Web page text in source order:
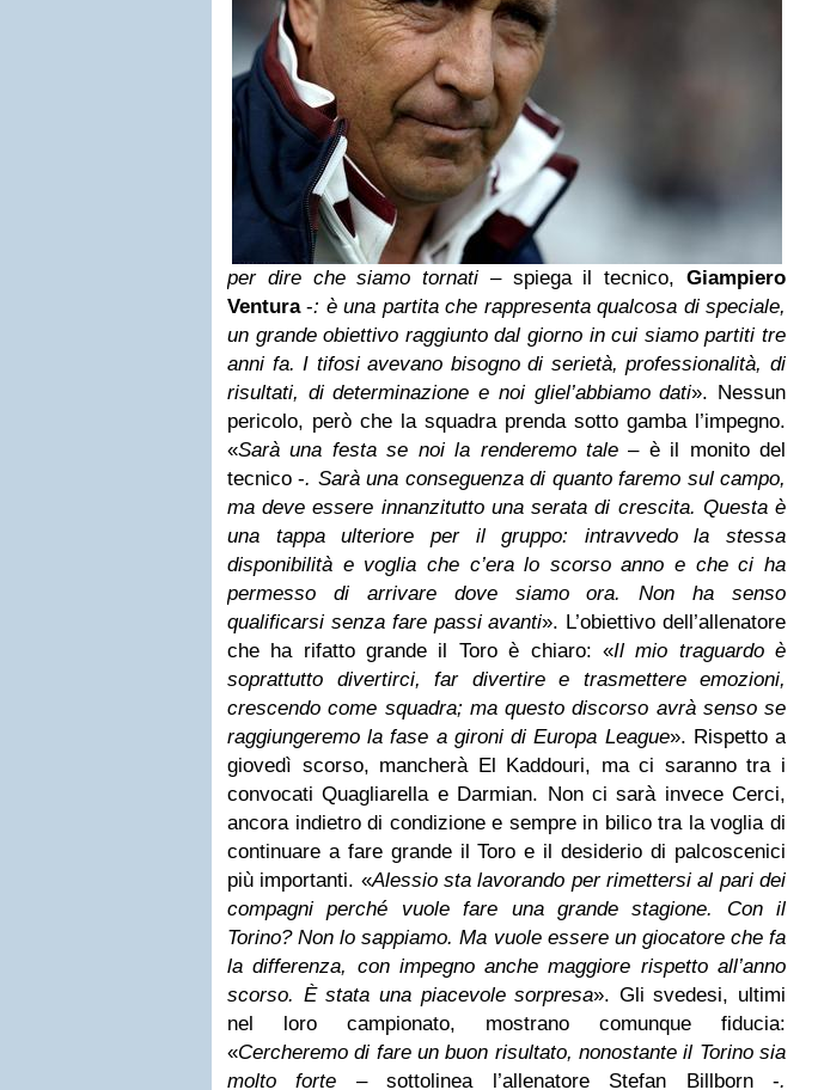
per dire che siamo tornati – spiega il tecnico,Giampiero
Ventura-: è una partita che rappresenta qualcosa di speciale,
un grande obiettivo raggiunto dal giorno in cui siamo partiti tre
anni fa. I tifosi avevano bisogno di serietà, professionalità, di
risultati, di determinazione e noi gliel’abbiamo dati». Nessun
pericolo, però che la squadra prenda sotto gamba l’impegno.
«Sarà una festa se noi la renderemo tale– è il monito del
tecnico -. Sarà una conseguenza di quanto faremo sul campo,
ma deve essere innanzitutto una serata di crescita. Questa è
una tappa ulteriore per il gruppo: intravvedo la stessa
disponibilità e voglia che c’era lo scorso anno e che ci ha
permesso di arrivare dove siamo ora. Non ha senso
qualificarsi senza fare passi avanti». L’obiettivo dell’allenatore
che ha rifatto grande il Toro è chiaro: «Il mio traguardo è
soprattutto divertirci, far divertire e trasmettere emozioni,
crescendo come squadra; ma questo discorso avrà senso se
raggiungeremo la fase a gironi di Europa League». Rispetto a
giovedì scorso, mancherà El Kaddouri, ma ci saranno tra i
convocati Quagliarella e Darmian. Non ci sarà invece Cerci,
ancora indietro di condizione e sempre in bilico tra la voglia di
continuare a fare grande il Toro e il desiderio di palcoscenici
più importanti. «Alessio sta lavorando per rimettersi al pari dei
compagni perché vuole fare una grande stagione. Con il
Torino? Non lo sappiamo. Ma vuole essere un giocatore che fa
la differenza, con impegno anche maggiore rispetto all’anno
scorso. È stata una piacevole sorpresa». Gli svedesi, ultimi
nel loro campionato, mostrano comunque fiducia:
«Cercheremo di fare un buon risultato, nonostante il Torino sia
molto forte – sottolinea l’allenatore Stefan Billborn -.